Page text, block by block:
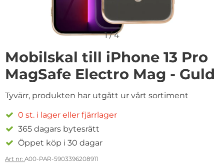
1/4
Mobilskal till iPhone 13 Pro
MagSafe Electro Mag - Guld
Tyvärr, produkten har utgått ur vårt sortiment
0 st. i lager eller fjärrlager
365 dagars bytesrätt
Öppet köp i 30 dagar
Art nr: A00-PAR-5903396208911